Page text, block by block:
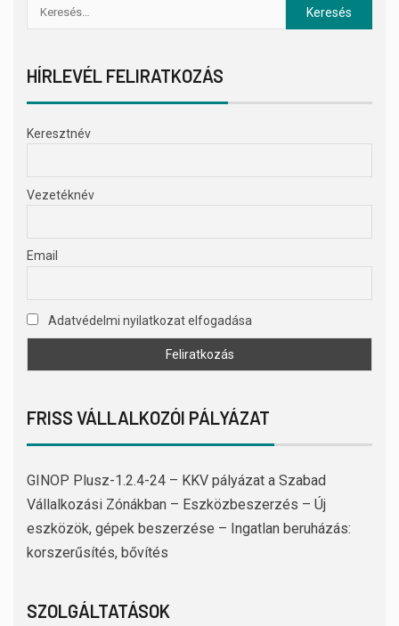
HÍRLEVÉL FELIRATKOZÁS
Keresztnév
Vezetéknév
Email
Adatvédelmi nyilatkozat elfogadása
FRISS VÁLLALKOZÓI PÁLYÁZAT
GINOP Plusz-1.2.4-24 – KKV pályázat a Szabad
Vállalkozási Zónákban – Eszközbeszerzés – Új
eszközök, gépek beszerzése – Ingatlan beruházás:
korszerűsítés, bővítés
SZOLGÁLTATÁSOK